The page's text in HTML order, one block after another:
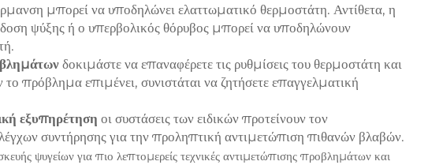
μπορεί να υποδηλώνει ελαττωματικό θερμοστάτη. Αντίθετα, η
ψύξης ή ο υπερβολικός θόρυβος μπορεί να υποδηλώνουν
δοκιμάστε να επαναφέρετε τις ρυθμίσεις του θερμοστάτη και
πρόβλημα επιμένει, συνιστάται να ζητήσετε επαγγελματική
εξυπηρέτηση οι συστάσεις των ειδικών προτείνουν τον
συντήρησης για την προληπτική αντιμετώπιση πιθανών βλαβών.
ψυγείων για πιο λεπτομερείς τεχνικές αντιμετώπισης προβλημάτων και